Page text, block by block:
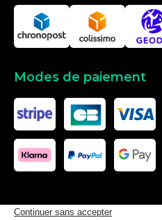
Modes de paiement